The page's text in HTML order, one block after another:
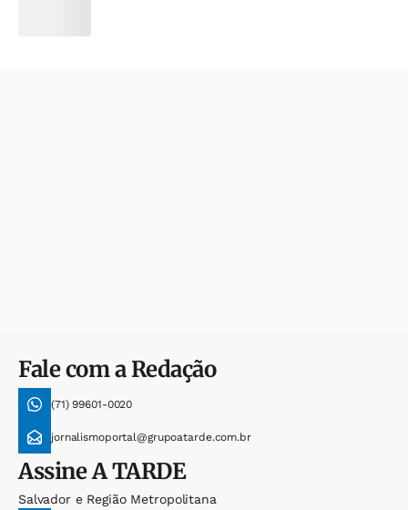
Fale com a Redação
(71) 99601-0020
jornalismoportal@grupoatarde.com.br
AssineA TARDE
Salvador e Região Metropolitana